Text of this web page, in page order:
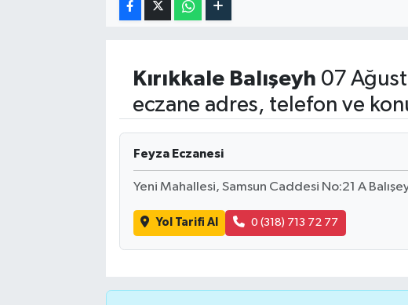
Kırıkkale Balışeyh 07
eczane adres, telefon ve
Feyza Eczanesi
Yeni Mahallesi, Samsun Caddesi No:21 A
Yol Tarifi Al 0 (318) 713 72 77